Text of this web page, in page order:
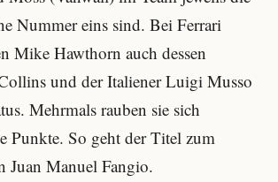
Nummer eins sind. Bei Ferrari
Mike Hawthorn auch dessen
und der Italiener Luigi Musso
Mehrmals rauben sie sich
Punkte. So geht der Titel zum
Juan Manuel Fangio.